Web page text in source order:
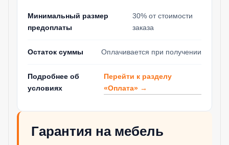
Минимальный размер
предоплаты
30% от стоимости
заказа
Остаток суммы Оплачивается при получении
Подробнее об
условиях
Перейти к разделу
«Оплата» →
Гарантия на мебель